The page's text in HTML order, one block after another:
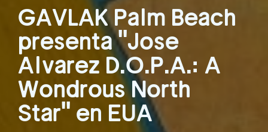
GAVLAK Palm Beach
presenta "Jose
Alvarez D.O.P.A.: A
Wondrous North
Star" en EUA